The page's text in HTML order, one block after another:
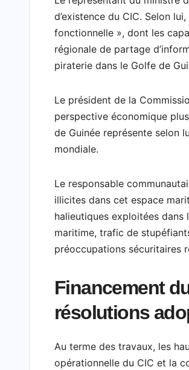
d’existence du CIC. Selon
fonctionnelle », dont les
régionale de partage
piraterie dans le Golfe de
Le président de la
perspective économique
de Guinée représente selon
mondiale.
Le responsable
illicites dans cet espace
halieutiques exploitées
maritime, trafic de
préoccupations sécuritaires
Financement
résolutions
Au terme des travaux, les
opérationnelle du CIC et la